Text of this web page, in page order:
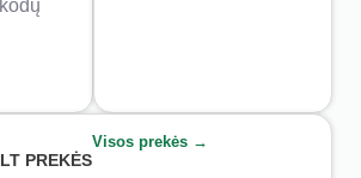
PREKĖS
Visos prekės →